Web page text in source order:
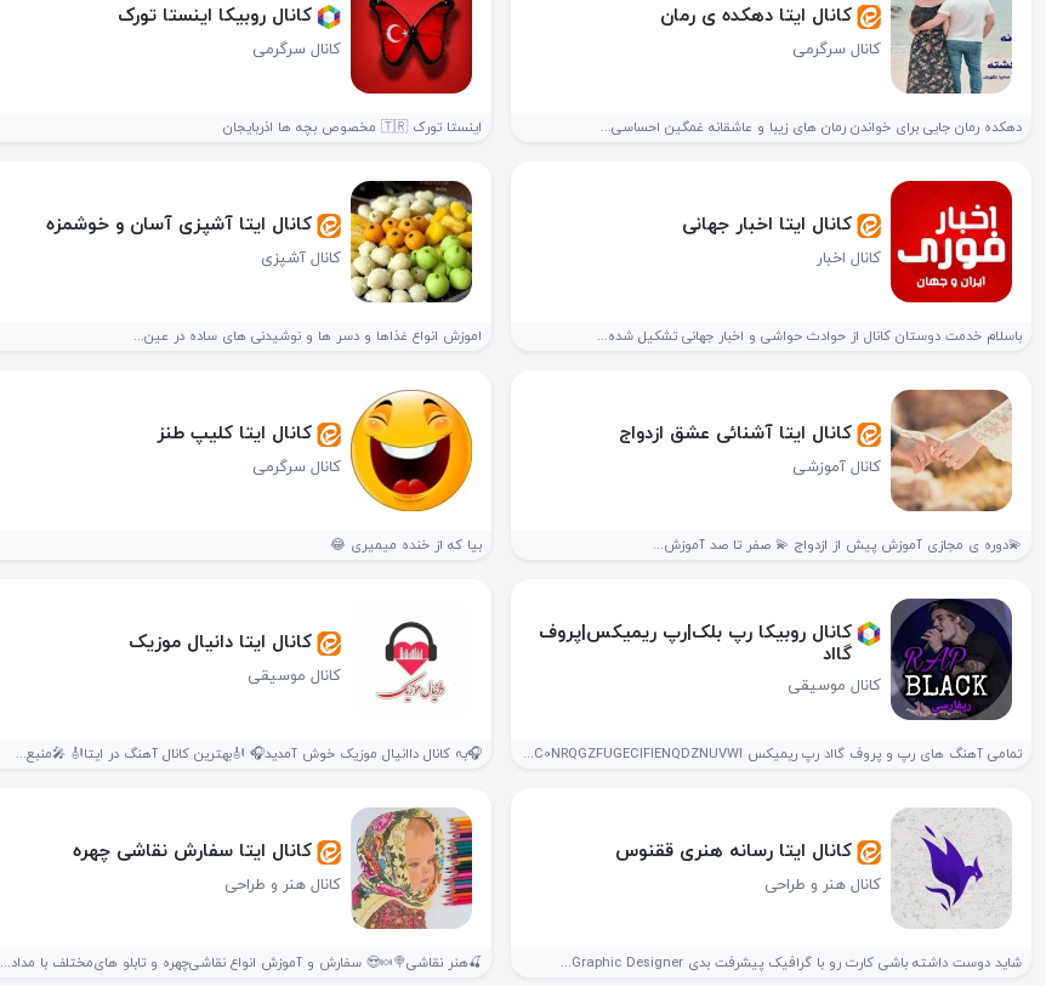
کانال ایتا دهکده ی رمان
کانال سرگرمی
دهکده رمان جایی برای خواندن رمان های زیبا و عاشقانه غمگین احساسی...
کانال روبیکا اینستا تورک
کانال سرگرمی
اینستا تورک 🇹🇷 مخصوص بچه ها اذربایجان
کانال ایتا اخبار جهانی
کانال اخبار
باسلام خدمت دوستان کانال از حوادث حواشی و اخبار جهانی تشکیل شده...
کانال ایتا آشپزی آسان و خوشمزه
کانال آشپزی
اموزش انواع غذاها و دسر ها و نوشیدنی های ساده در عین...
کانال ایتا آشنائی عشق ازدواج
کانال آموزشی
💫دوره ی مجازی آموزش پیش از ازدواج 💫 صفر تا صد آموزش...
کانال ایتا کلیپ طنز
کانال سرگرمی
بیا که از خنده میمیری 😂
کانال روبیکا رپ بلک|رپ ریمیکس|پروف
گااد
کانال موسیقی
تمامی آهنگ های رپ و پروف گااد رپ ریمیکس https://rubika.ir/joinc/BGJICJCC0NRQGZFUGECIFIENQDZNUVWI
کانال ایتا دانیال موزیک
کانال موسیقی
🎧بہ کانال داانیال موزیک خوش آمدید🎧 🎻بهترین کانال آهنگ در ایتا🎻 🎤منبع...
کانال ایتا رسانه هنری ققنوس
کانال هنر و طراحی
شاید دوست داشته باشی کارت رو با گرافیک پیشرفت بدی Graphic Designer...
کانال ایتا سفارش نقاشی چهره
کانال هنر و طراحی
🍒هنر نقاشی🍭🍬😍 سفارش و آموزش انواع نقاشی‌چهره و تابلو های‌مختلف با مداد...